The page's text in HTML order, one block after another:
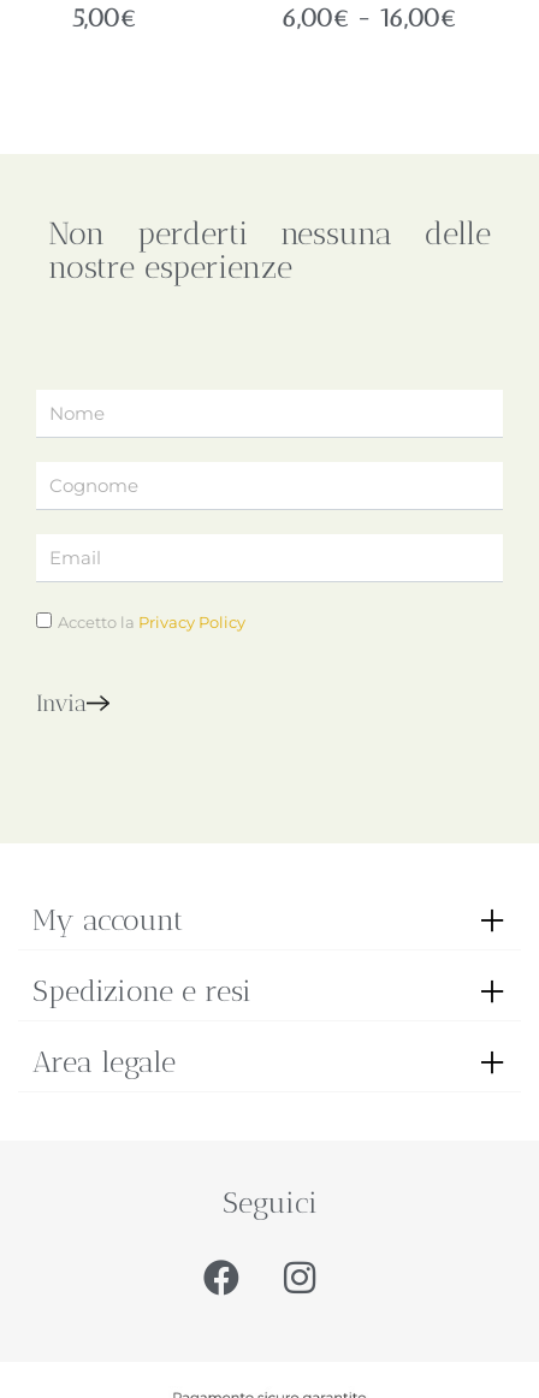
5,00€ 6,00€ - 16,00€
Non perderti nessuna delle
nostre esperienze
Accetto la Privacy Policy
Invia
My account
Spedizione e resi
Area legale
Seguici